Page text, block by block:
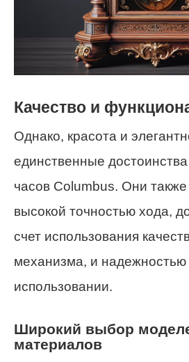
Качество и
Однако, красота и
единственные
часов Columbus. Они
высокой точностью хода,
счет использования
механизма, и надежностью
использовании.
Широкий выбор
материалов